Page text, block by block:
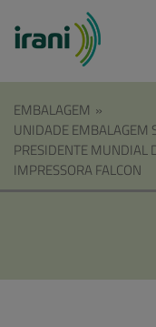
EMBALAGEM »
UNIDADE EMBALAGEM
PRESIDENTE MUNDIAL
IMPRESSORA FALCON